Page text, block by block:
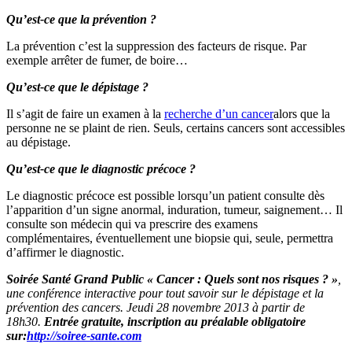
Qu’est-ce que la prévention ?
La prévention c’est la suppression des facteurs de risque. Par
exemple arrêter de fumer, de boire…
Qu’est-ce que le dépistage ?
Il s’agit de faire un examen à la recherche d’un canceralors que la
personne ne se plaint de rien. Seuls, certains cancers sont accessibles
au dépistage.
Qu’est-ce que le diagnostic précoce ?
Le diagnostic précoce est possible lorsqu’un patient consulte dès
l’apparition d’un signe anormal, induration, tumeur, saignement… Il
consulte son médecin qui va prescrire des examens
complémentaires, éventuellement une biopsie qui, seule, permettra
d’affirmer le diagnostic.
Soirée Santé Grand Public « Cancer : Quels sont nos risques ? »
une conférence interactive pour tout savoir sur le dépistage et la
prévention des cancers. Jeudi 28 novembre 2013 à partir de
18h30. Entrée gratuite, inscription au préalable obligatoire
sur:http://soiree-sante.com